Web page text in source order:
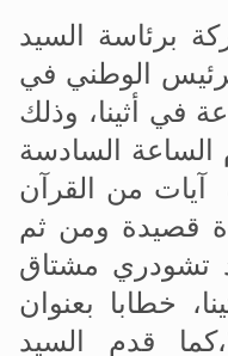
برئاسة السيد
الوطني في
في أثينا، وذلك
الساعة السادسة
آيات من القرآن
قصيدة ومن ثم
تشودري مشتاق
خطابا بعنوان
قدم السيد